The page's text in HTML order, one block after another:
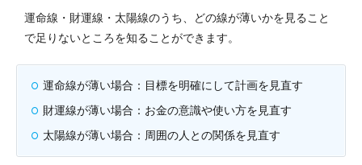
運命線・財運線・太陽線のうち、どの線が薄いかを見ること
で足りないところを知ることができます。
運命線が薄い場合：目標を明確にして計画を見直す
財運線が薄い場合：お金の意識や使い方を見直す
太陽線が薄い場合：周囲の人との関係を見直す